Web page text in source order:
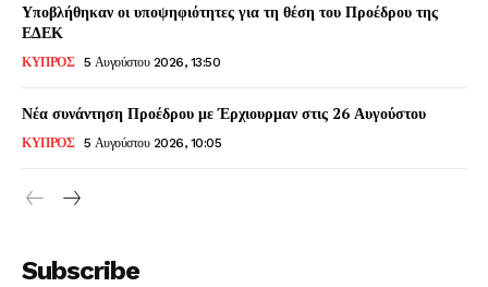
Υποβλήθηκαν οι υποψηφιότητες για τη θέση του Προέδρου της
ΕΔΕΚ
ΚΥΠΡΟΣ 5 Αυγούστου 2026, 13:50
Νέα συνάντηση Προέδρου με Έρχιουρμαν στις 26 Αυγούστου
ΚΥΠΡΟΣ 5 Αυγούστου 2026, 10:05
Subscribe